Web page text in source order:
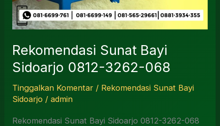
Rekomendasi Sunat Bayi
Sidoarjo 0812-3262-068
Tinggalkan Komentar / Rekomendasi Sunat Bayi
Sidoarjo /admin
Rekomendasi Sunat Bayi Sidoarjo 0812-3262-068